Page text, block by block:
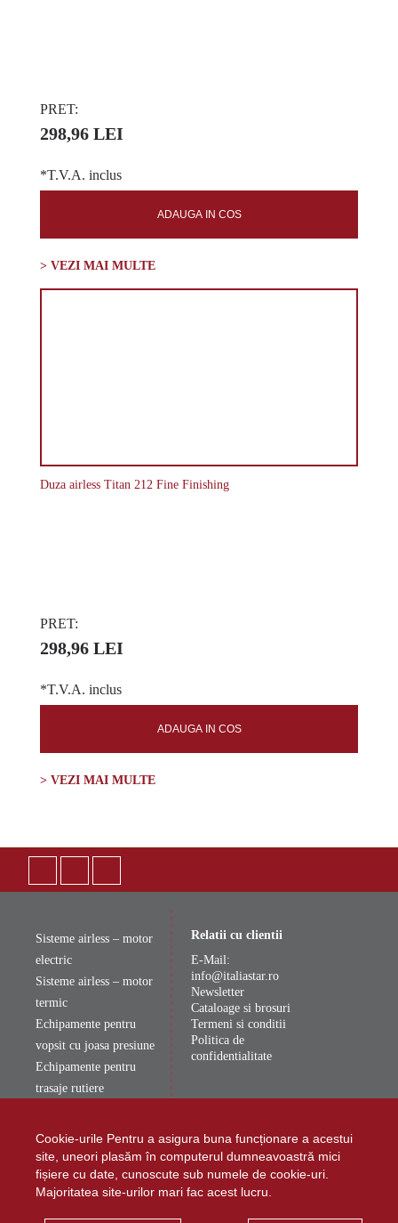
PRET:
298,96 LEI
*T.V.A. inclus
ADAUGA IN COS
> VEZI MAI MULTE
Duza airless Titan 212 Fine Finishing
PRET:
298,96 LEI
*T.V.A. inclus
ADAUGA IN COS
> VEZI MAI MULTE
Sisteme airless – motor
electric
Sisteme airless – motor
termic
Echipamente pentru
vopsit cu joasa presiune
Echipamente pentru
trasaje rutiere
Relatii cu clientii
E-Mail:
info@italiastar.ro
Newsletter
Cataloage si brosuri
Termeni si conditii
Politica de
confidentialitate
Cookie-urile Pentru a asigura buna funcționare a acestui
site, uneori plasăm în computerul dumneavoastră mici
fișiere cu date, cunoscute sub numele de cookie-uri.
Majoritatea site-urilor mari fac acest lucru.